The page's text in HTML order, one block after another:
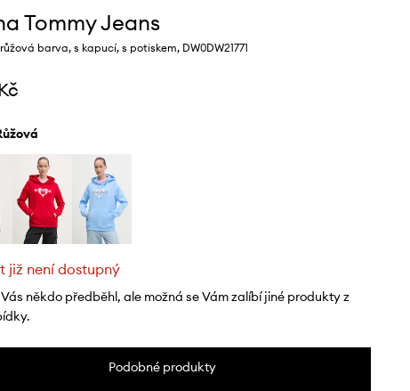
Tommy Jeans
barva, s kapucí, s potiskem, DW0DW21771
růžová
již není dostupný
Vás někdo předběhl, ale možná se Vám zalíbí jiné produkty z
Podobné produkty